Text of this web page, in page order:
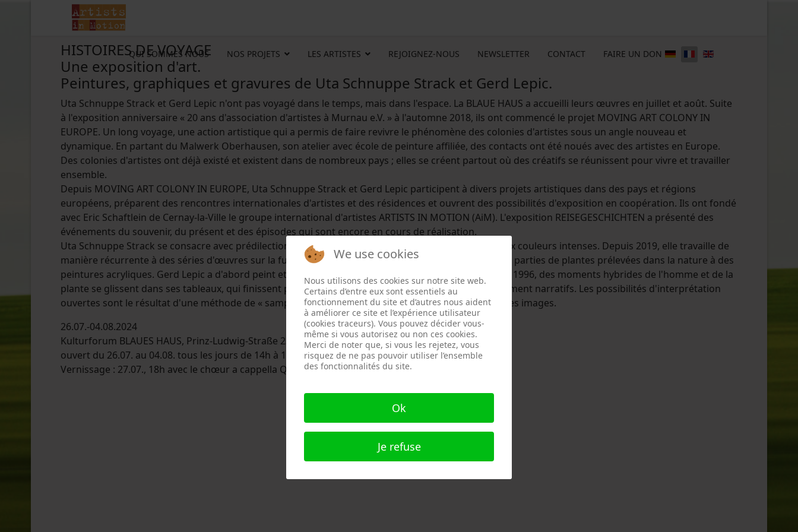
QUI SOMMES NOUS NOS PROJETS LES ARTISTES REJOIGNEZ-NOUS NEWSLETTER CONTACT FAIRE UN DON
HISTOIRES DE VOYAGE
Une exposition d'art.
Peintures, graphiques et gravures de Uta Schnuppe Strack et Gerd Lepic.
Uta Schnuppe Strack et Gerd Lepic n'ont pas voyagé dans le temps, mais dans l'espace. La BLAUE HAUS a accueilli leurs œuvres en juillet et août. Suite
à l'exposition anniversaire « 20 ans d'association d'artistes à Murnau e.V. » à l'automne 2018, ils ont commencé le projet MOVING ART COLONY IN
EUROPE. Un long voyage, une action artistique qui a permis de faire revivre le phénomène des colonies d'artistes sous un angle nouveau et
dynamique. En partant du Malwerk Oberhausen, son atelier avec école de peinture affiliée, des contacts ont été noués avec des artistes en Europe.
Des colonies d'artistes ont déjà existé et existent dans de nombreux pays ; elles se créent partout où des créatifs se réunissent pour vivre et travailler
ensemble.
Depuis MOVING ART COLONY IN EUROPE, Uta Schnuppe Strack et Gerd Lepic participent à divers projets artistiques dans des pays et régions
européens, préparent des rencontres internationales d'artistes et des résidences et ouvrent des possibilités d'exposition en coopération. Ils ont fondé
avec Eric Schaftlein de Cernay-la-Ville le groupe international d'artistes ARTISTS IN MOTION (AiM). L'exposition REISEGESCHICHTEN a présenté des
événements du souvenir, du présent et des épisodes qui sont encore en cours de réalisation.
Uta Schnuppe Strack se consacre avec prédilection aux techniques de mixed media et de gravure aux couleurs intenses. Depuis 2019, elle travaille de
manière récurrente à des séries d'œuvres sur la fugacité de l'instant, dans lesquelles elle intègre des parties de plantes prélevées dans la nature à des
peintures acryliques. Gerd Lepic a d'abord peint et dessiné exclusivement d'après nature. À partir de 1996, des moments hybrides de l'homme et de la
plante se glissent dans ses tableaux, qui finissent par devenir des motifs picturaux figuratifs entièrement narratifs. Les possibilités d'interprétation
ouvertes sont le résultat d'une méthode de « sampling » qui précède une composition minutieuse des images.
26.07.-04.08.2024
Kulturforum BLAUES HAUS, Prinz-Ludwig-Straße 23, 86911 Dießen am Ammersee
ouvert du 26.07. au 04.08. tous les jours de 14h à 18h
Vernissage : 27.07., 18h avec le chœur a cappella QUIBRUM d'Oberhausen
We use cookies
Nous utilisons des cookies sur notre site web.
Certains d’entre eux sont essentiels au
fonctionnement du site et d’autres nous aident
à améliorer ce site et l’expérience utilisateur
(cookies traceurs). Vous pouvez décider vous-
même si vous autorisez ou non ces cookies.
Merci de noter que, si vous les rejetez, vous
risquez de ne pas pouvoir utiliser l’ensemble
des fonctionnalités du site.
Ok
Je refuse